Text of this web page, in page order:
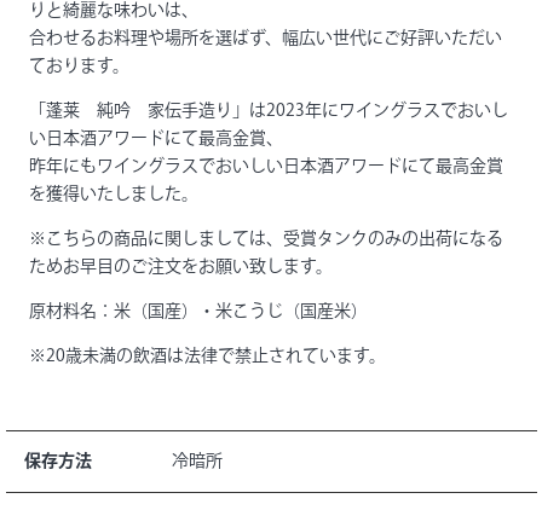
りと綺麗な味わいは、
合わせるお料理や場所を選ばず、幅広い世代にご好評いただい
ております。
「蓬莱 純吟 家伝手造り」は2023年にワイングラスでおいし
い日本酒アワードにて最高金賞、
昨年にもワイングラスでおいしい日本酒アワードにて最高金賞
を獲得いたしました。
※こちらの商品に関しましては、受賞タンクのみの出荷になる
ためお早目のご注文をお願い致します。
原材料名：米（国産）・米こうじ（国産米）
※20歳未満の飲酒は法律で禁止されています。
保存方法 冷暗所